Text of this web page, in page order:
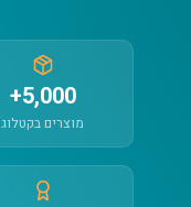
5,000+
מוצרים בקטלוג